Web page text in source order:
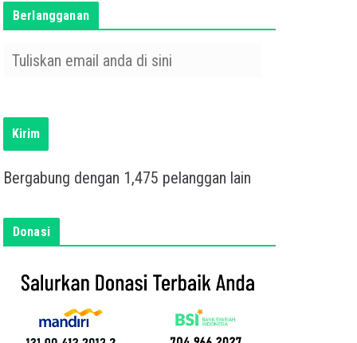
Berlangganan
k
a
a
Kirim
Bergabung dengan 1,475 pelanggan lain
Donasi